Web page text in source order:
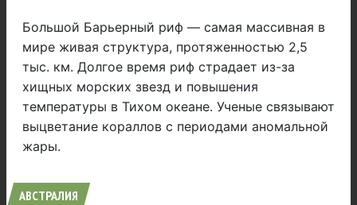
Большой Барьерный риф — самая массивная в
мире живая структура, протяженностью 2,5
тыс. км. Долгое время риф страдает из-за
хищных морских звезд и повышения
температуры в Тихом океане. Ученые связывают
выцветание кораллов с периодами аномальной
жары.
АВСТРАЛИЯ